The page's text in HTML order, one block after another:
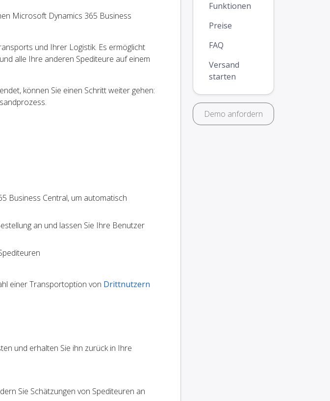
Microsoft Dynamics 365 Business
und Ihrer Logistik. Es ermöglicht
alle Ihre anderen Spediteure auf einem
können Sie einen Schritt weiter gehen:
Business Central, um automatisch
an und lassen Sie Ihre Benutzer
einer Transportoption von Drittnutzern
und erhalten Sie ihn zurück in Ihre
Sie Schätzungen von Spediteuren an
Funktionen
Preise
FAQ
Versand
starten
Demo anfordern